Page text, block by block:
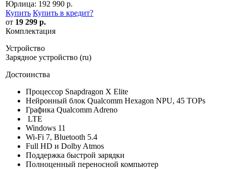
Юрлица: 192 990 р.
Купить Купить в кредит?
от 19 299 р.
Комплектация
Устройство
Зарядное устройство (ru)
Достоинства
Процессор Snapdragon X Elite
Нейронный блок Qualcomm Hexagon NPU, 45 TOPs
Графика Qualcomm Adreno
LTE
Windows 11
Wi-Fi 7, Bluetooth 5.4
Full HD и Dolby Atmos
Поддержка быстрой зарядки
Полноценный переносной компьютер